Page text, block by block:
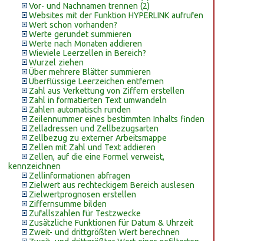
Vor- und Nachnamen trennen (2)
Websites mit der Funktion HYPERLINK aufrufen
Wert schon vorhanden?
Werte gerundet summieren
Werte nach Monaten addieren
Wieviele Leerzellen in Bereich?
Wurzel ziehen
Über mehrere Blätter summieren
Überflüssige Leerzeichen entfernen
Zahl aus Verkettung von Ziffern erstellen
Zahl in formatierten Text umwandeln
Zahlen automatisch runden
Zeilennummer eines bestimmten Inhalts finden
Zelladressen und Zellbezugsarten
Zellbezug zu externer Arbeitsmappe
Zellen mit Zahl und Text addieren
Zellen, auf die eine Formel verweist,
kennzeichnen
Zellinformationen abfragen
Zielwert aus rechteckigem Bereich auslesen
Zielwertprognosen erstellen
Ziffernsumme bilden
Zufallszahlen für Testzwecke
Zusätzliche Funktionen für Datum & Uhrzeit
Zweit- und drittgrößten Wert berechnen